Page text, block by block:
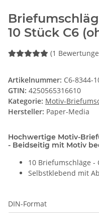
10 Stück C6
(1
Artikelnummer: C6-8344-
GTIN: 4250565316610
Kategorie: Motiv-
Hersteller: Paper-Media
Hochwertige Motiv-
- Beidseitig mit Motiv
10 Briefumschläge -
Selbstklebend mit
DIN-Format